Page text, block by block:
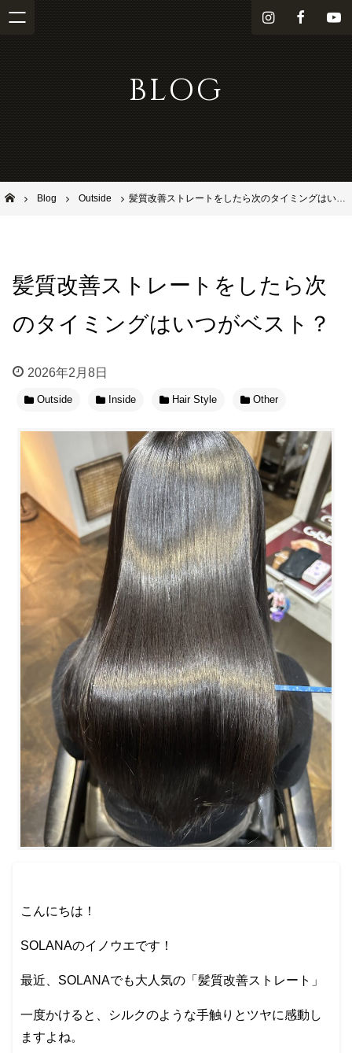
i
m
Y
BLOG
池田市石橋の美容室ならヘアサロンSolana（ソラーナ）
Blog Outside 髪質改善ストレートをしたら次のタイミングはいつがベスト？
髪質改善ストレートをしたら次
のタイミングはいつがベスト？
2026年2月8日
Outside Inside Hair Style Other
こんにちは！
SOLANAのイノウエです！
最近、SOLANAでも大人気の「髪質改善ストレート」
一度かけると、シルクのような手触りとツヤに感動し
ますよね。